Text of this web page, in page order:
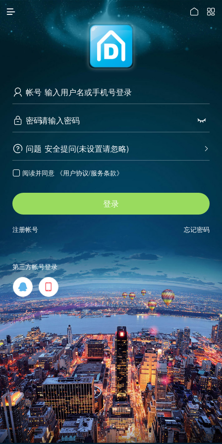
访问电脑版
 

 帐号
 密码 
 问题 
安全提问(未设置请忽略)
 阅读并同意 《用户协议/服务条款》
登录
忘记密码
注册帐号
第三方帐号登录
 